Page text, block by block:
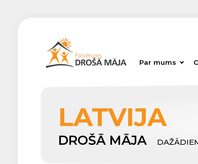
Par mums
LATVIJA
DROŠĀ MĀJA